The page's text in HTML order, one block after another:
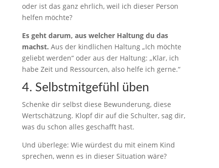
oder ist das ganz ehrlich, weil ich dieser Person
helfen möchte?
Es geht darum, aus welcher Haltung du das
machst. Aus der kindlichen Haltung „Ich möchte
geliebt werden“ oder aus der Haltung: „Klar, ich
habe Zeit und Ressourcen, also helfe ich gerne.“
4. Selbstmitgefühl üben
Schenke dir selbst diese Bewunderung, diese
Wertschätzung. Klopf dir auf die Schulter, sag dir,
was du schon alles geschafft hast.
Und überlege: Wie würdest du mit einem Kind
sprechen, wenn es in dieser Situation wäre?